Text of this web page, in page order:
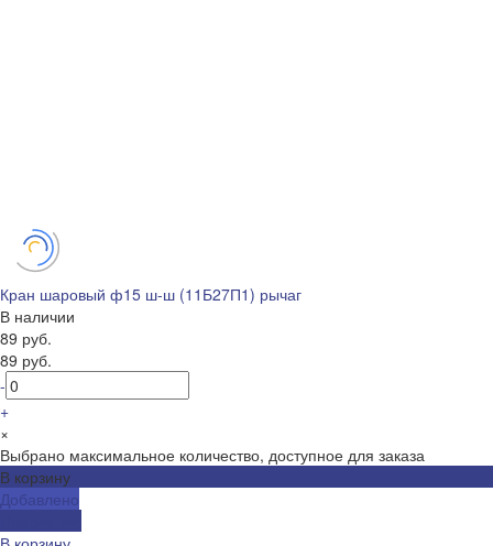
Кран шаровый ф15 ш-ш (11Б27П1) рычаг
В наличии
89 руб.
89 руб.
-
+
×
Выбрано максимальное количество, доступное для заказа
В корзину
Добавлено